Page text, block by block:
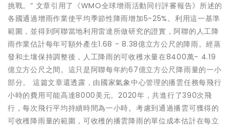
挑戰。” 文章引用了《WMO全球增雨活動同行評審報告》所述的
各國通過增雨作業使平均季節性降雨增加5-25%。利用這一基準
範圍，並得到阿聯當地利用雷達所做研究的證實，阿聯的人工降
雨作業估計每年可額外產生1.68 - 8.38億立方公尺的降雨。經蒸
發和土壤保持調整後，人工降雨的可收穫水量在8400萬- 4.19
億立方公尺之間。這只是阿聯每年約67億立方公尺降雨量的一小
部分。 這篇文章還透露，由國家氣象中心管理的播雲任務每飛行
小時的費用可能高達8000美元。2020年，共進行了390次飛
行，每次飛行平均持續時間為一小時。考慮到通過播雲可獲得的
可收穫降雨量的範圍，可收穫的播雲降雨的單位成本估計在每立